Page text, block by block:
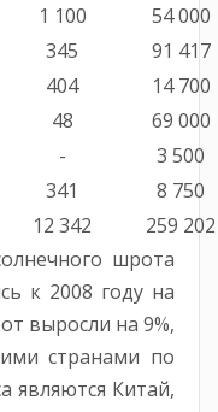
1 100
54 000
345
91 417
404
14 700
48
69 000
-
3 500
341
8 750
12 342
259 202
шрота
к 2008 году на
выросли на 9%,
странами по
являются Китай,